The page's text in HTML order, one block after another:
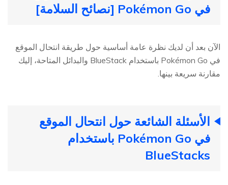
في Pokémon Go [نصائح السلامة]
الآن بعد أن لديك نظرة عامة أساسية حول طريقة انتحال الموقع
في Pokémon Go باستخدام BlueStack والبدائل المتاحة، إليك
مقارنة سريعة بينها.
الأسئلة الشائعة حول انتحال الموقع
في Pokémon Go باستخدام
BlueStacks